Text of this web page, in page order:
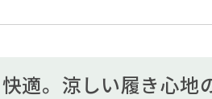
適。涼しい履き心地